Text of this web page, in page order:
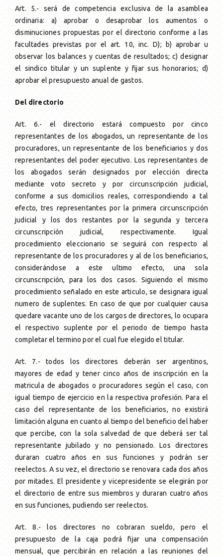
Art. 5.- será de competencia exclusiva de la asamblea
ordinaria: a) aprobar o desaprobar los aumentos o
disminuciones propuestas por el directorio conforme a las
facultades previstas por el art. 10, inc. D); b) aprobar u
observar los balances y cuentas de resultados; c) designar
el sindico titular y un suplente y fijar sus honorarios; d)
aprobar el presupuesto anual de gastos.
Del directorio
Art. 6.- el directorio estará compuesto por cinco
representantes de los abogados, un representante de los
procuradores, un representante de los beneficiarios y dos
representantes del poder ejecutivo. Los representantes de
los abogados serán designados por elección directa
mediante voto secreto y por circunscripción judicial,
conforme a sus domicilios reales, correspondiendo a tal
efecto, tres representantes por la primera circunscripción
judicial y los dos restantes por la segunda y tercera
circunscripción judicial, respectivamente. Igual
procedimiento eleccionario se seguirá con respecto al
representante de los procuradores y al de los beneficiarios,
considerándose a este ultimo efecto, una sola
circunscripción, para los dos casos. Siguiendo el mismo
procedimiento señalado en este articulo, se designara igual
numero de suplentes. En caso de que por cualquier causa
quedare vacante uno de los cargos de directores, lo ocupara
el respectivo suplente por el periodo de tiempo hasta
completar el termino por el cual fue elegido el titular.
Art. 7.- todos los directores deberán ser argentinos,
mayores de edad y tener cinco años de inscripción en la
matricula de abogados o procuradores según el caso, con
igual tiempo de ejercicio en la respectiva profesión. Para el
caso del representante de los beneficiarios, no existirá
limitación alguna en cuanto al tiempo del beneficio del haber
que percibe, con la sola salvedad de que deberá ser tal
representante jubilado y no pensionado. Los directores
duraran cuatro años en sus funciones y podrán ser
reelectos. A su vez, el directorio se renovara cada dos años
por mitades. El presidente y vicepresidente se elegirán por
el directorio de entre sus miembros y duraran cuatro años
en sus funciones, pudiendo ser reelectos.
Art. 8.- los directores no cobraran sueldo, pero el
presupuesto de la caja podrá fijar una compensación
mensual, que percibirán en relación a las reuniones del